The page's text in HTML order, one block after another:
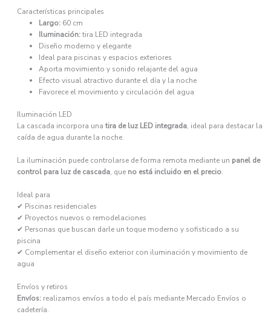
Características principales
Largo:60 cm
Iluminación:tira LED integrada
Diseño moderno y elegante
Ideal para piscinas y espacios exteriores
Aporta movimiento y sonido relajante del agua
Efecto visual atractivo durante el día y la noche
Favorece el movimiento y circulación del agua
Iluminación LED
La cascada incorpora unatira de luz LED integrada, ideal para destacar la
caída de agua durante la noche.
La iluminación puede controlarse de forma remota mediante un panel de
control para luz de cascada, que no está incluido en el precio.
Ideal para
✔ Piscinas residenciales
✔ Proyectos nuevos o remodelaciones
✔ Personas que buscan darle un toque moderno y sofisticado a su
piscina
✔ Complementar el diseño exterior con iluminación y movimiento de
agua
Envíos y retiros
Envíos: realizamos envíos a todo el país mediante Mercado Envíos o
cadetería.